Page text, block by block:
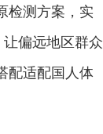
检测方案，实
偏远地区群众
配适配国人体